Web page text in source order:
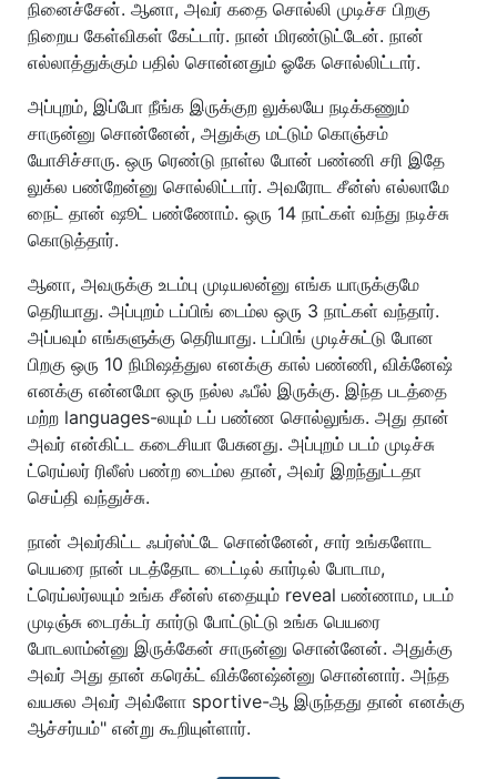
நினைச்சேன். ஆனா, அவர் கதை சொல்லி முடிச்ச பிறகு
நிறைய கேள்விகள் கேட்டார். நான் மிரண்டுட்டேன். நான்
எல்லாத்துக்கும் பதில் சொன்னதும் ஓகே சொல்லிட்டார்.
அப்புறம், இப்போ நீங்க இருக்குற லுக்லயே நடிக்கணும்
சாருன்னு சொன்னேன், அதுக்கு மட்டும் கொஞ்சம்
யோசிச்சாரு. ஒரு ரெண்டு நாள்ல போன் பண்ணி சரி இதே
லுக்ல பண்றேன்னு சொல்லிட்டார். அவரோட சீன்ஸ் எல்லாமே
நைட் தான் ஷூட் பண்ணோம். ஒரு 14 நாட்கள் வந்து நடிச்சு
கொடுத்தார்.
ஆனா, அவருக்கு உடம்பு முடியலன்னு எங்க யாருக்குமே
தெரியாது. அப்புறம் டப்பிங் டைம்ல ஒரு 3 நாட்கள் வந்தார்.
அப்பவும் எங்களுக்கு தெரியாது. டப்பிங் முடிச்சுட்டு போன
பிறகு ஒரு 10 நிமிஷத்துல எனக்கு கால் பண்ணி, விக்னேஷ்
எனக்கு என்னமோ ஒரு நல்ல ஃபீல் இருக்கு. இந்த படத்தை
மற்ற languages-லயும் டப் பண்ண சொல்லுங்க. அது தான்
அவர் என்கிட்ட கடைசியா பேசுனது. அப்புறம் படம் முடிச்சு
ட்ரெய்லர் ரிலீஸ் பண்ற டைம்ல தான், அவர் இறந்துட்டதா
செய்தி வந்துச்சு.
நான் அவர்கிட்ட ஃபர்ஸ்ட்டே சொன்னேன், சார் உங்களோட
பெயரை நான் படத்தோட டைட்டில் கார்டில் போடாம,
ட்ரெய்லர்லயும் உங்க சீன்ஸ் எதையும் reveal பண்ணாம, படம்
முடிஞ்சு டைரக்டர் கார்டு போட்டுட்டு உங்க பெயரை
போடலாம்ன்னு இருக்கேன் சாருன்னு சொன்னேன். அதுக்கு
அவர் அது தான் கரெக்ட் விக்னேஷ்ன்னு சொன்னார். அந்த
வயசுல அவர் அவ்ளோ sportive-ஆ இருந்தது தான் எனக்கு
ஆச்சர்யம்" என்று கூறியுள்ளார்.